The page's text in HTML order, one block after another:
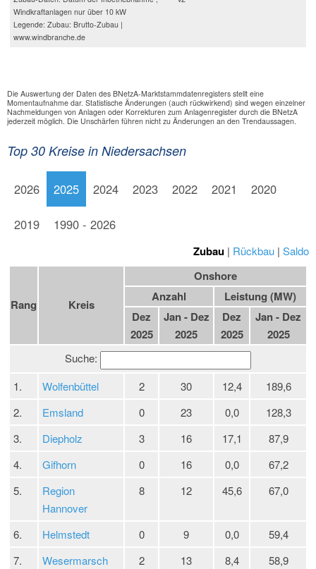
Windkraftanlagen nur über 10 kW
Legende: Zubau: Brutto-Zubau |
www.windbranche.de
Die Auswertung der Daten des BNetzA-Marktstammdatenregisters stellt eine
Momentaufnahme dar. Statistische Änderungen (auch rückwirkend) sind wegen einzelner
Nachmeldungen von Anlagen oder Korrekturen zum Anlagenregister durch die BNetzA
jederzeit möglich. Die Unschärfen führen nicht zu Änderungen an den Trendaussagen.
Top 30 Kreise in Niedersachsen
2026 2025 2024 2023 2022 2021 2020
2019 1990 - 2026
Zubau | Rückbau | Saldo
Rang Kreis
Onshore
Anzahl
Leistung (MW)
Dez
2025
Jan - Dez
2025
Dez
2025
Jan - Dez
2025
Suche:
1.
Wolfenbüttel 2 30 12,4
189,6
2.
Emsland 0 23 0,0
128,3
3.
Diepholz 3 16 17,1
87,9
4.
Gifhorn 0 16 0,0
67,2
5.
Region
Hannover
8 12 45,6 67,0
6. Helmstedt 0 9 0,0
59,4
7.
Wesermarsch 2 13 8,4
58,9